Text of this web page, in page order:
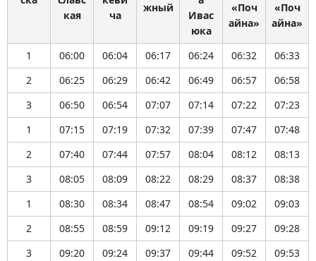
кая
ча
жный
Ивас
юка
«Поч
айна»
«Поч
айна»
1 06:00 06:04 06:17 06:24 06:32
06:33
2
06:25 06:29 06:42 06:49 06:57
06:58
3
06:50 06:54 07:07 07:14 07:22
07:23
1
07:15 07:19 07:32 07:39 07:47
07:48
2
07:40 07:44 07:57 08:04 08:12
08:13
3
08:05 08:09 08:22 08:29 08:37
08:38
1
08:30 08:34 08:47 08:54 09:02
09:03
2
08:55 08:59 09:12 09:19 09:27
09:28
3
09:20 09:24 09:37 09:44 09:52
09:53